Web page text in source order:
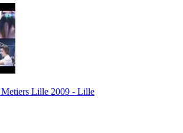
Metiers Lille 2009 - Lille